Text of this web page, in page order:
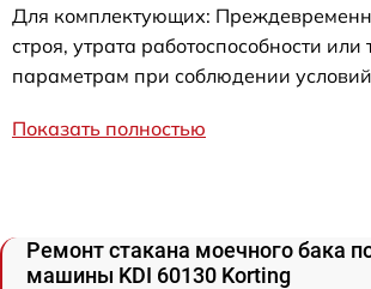
Для комплектующих:
строя, утрата работоспособности или
параметрам при соблюдении
Показать полностью
Ремонт стакана моечного бака
машины KDI 60130 Korting